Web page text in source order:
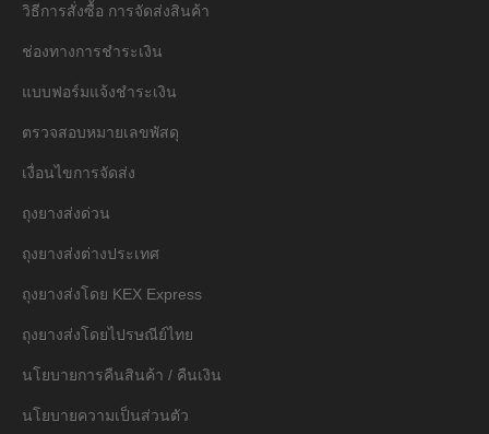
วิธีการสั่งซื้อ การจัดส่งสินค้า
ช่องทางการชำระเงิน
แบบฟอร์มแจ้งชำระเงิน
ตรวจสอบหมายเลขพัสดุ
เงื่อนไขการจัดส่ง
ถุงยางส่งด่วน
ถุงยางส่งต่างประเทศ
ถุงยางส่งโดย KEX Express
ถุงยางส่งโดยไปรษณีย์ไทย
นโยบายการคืนสินค้า / คืนเงิน
นโยบายความเป็นส่วนตัว